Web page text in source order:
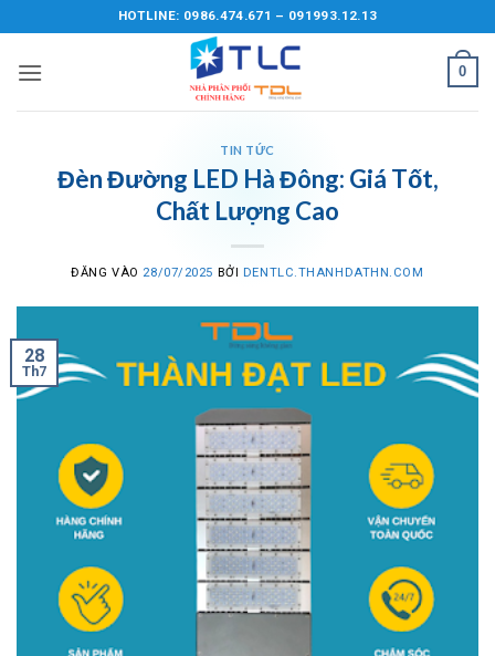
qua
nội
HOTLINE: 0986.474.671 – 091993.12.13
0
TIN TỨC
Đèn Đường LED Hà Đông: Giá Tốt,
Chất Lượng Cao
ĐĂNG VÀO 28/07/2025 BỞI DENTLC.THANHDATHN.COM
28
Th7